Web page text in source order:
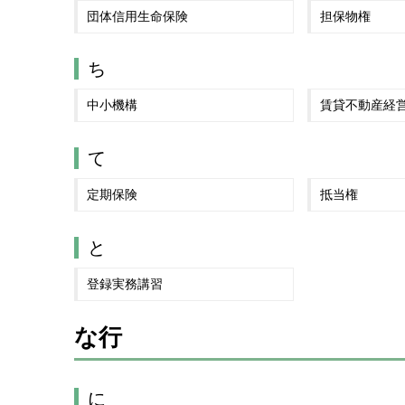
団体信用生命保険 担保物権
ち
中小機構 賃貸不動産経
て
定期保険 抵当権
と
登録実務講習
な行
に